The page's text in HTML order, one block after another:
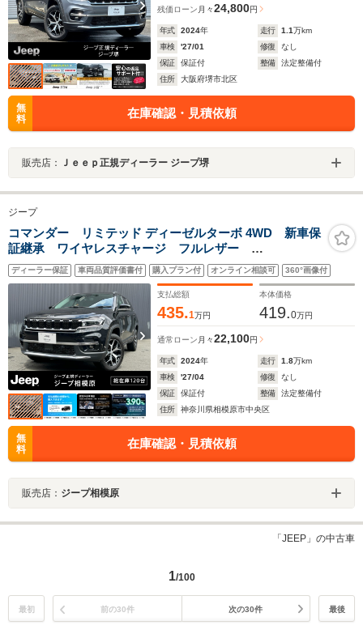
残価ローン 月々24,800円
年式 2024年 走行 1.1万km
車検
'27/01 修復
なし
保証
保証付 整備
法定整備付
住所
大阪府堺市北区
無
料
在庫確認・見積依頼
販売店： Ｊｅｅｐ正規ディーラー ジープ堺
ジープ
コマンダー リミテッド ディーゼルターボ 4WD 新車保
証継承 ワイヤレスチャージ フルレザー
AppleCarPlay AndroidAuto レーンキープ ACC
BSM Bluetoothオーディオ アラウンドビューモニタ
ー ETC2.0
ディーラー保証 車両品質評価書付 購入プラン付 オンライン相談可 360°画像付
支払総額
435.1万円
本体価格
419.0万円
通常ローン 月々22,100円
年式 2024年 走行 1.8万km
車検
'27/04 修復
なし
保証
保証付 整備
法定整備付
住所
神奈川県相模原市中央区
無
料
在庫確認・見積依頼
販売店： ジープ相模原
「JEEP」の中古車
1/100
最初 前の30件 次の30件 最後